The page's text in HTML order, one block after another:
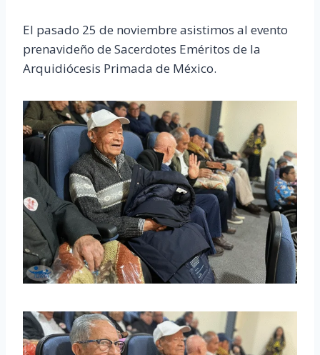
El pasado 25 de noviembre asistimos al evento
prenavideño de Sacerdotes Eméritos de la
Arquidiócesis Primada de México.